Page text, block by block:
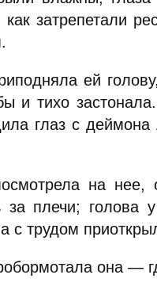
как затрепетали
ей
и тихо
глаз с
на нее,
за плечи; голова
с трудом
она —